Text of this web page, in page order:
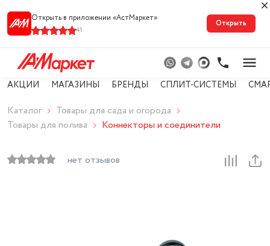
Открыть в приложении «АстМарке‪т‬»
41
Открыть
АКЦИИ МАГАЗИНЫ БРЕНДЫ СПЛИТ-СИСТЕМЫ
Каталог
Товары для сада и огорода
Товары для полива
Коннекторы и соединители
нет отзывов